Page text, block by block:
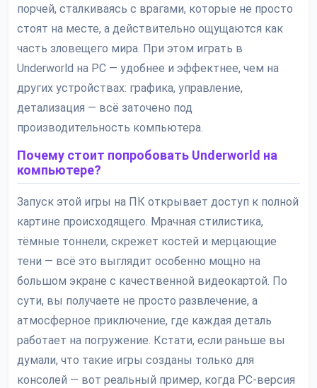
порчей, сталкиваясь с врагами, которые не просто
стоят на месте, а действительно ощущаются как
часть зловещего мира. При этом играть в
Underworld на PC — удобнее и эффектнее, чем на
других устройствах: графика, управление,
детализация — всё заточено под
производительность компьютера.
Почему стоит попробовать Underworld на
компьютере?
Запуск этой игры на ПК открывает доступ к полной
картине происходящего. Мрачная стилистика,
тёмные тоннели, скрежет костей и мерцающие
тени — всё это выглядит особенно мощно на
большом экране с качественной видеокартой. По
сути, вы получаете не просто развлечение, а
атмосферное приключение, где каждая деталь
работает на погружение. Кстати, если раньше вы
думали, что такие игры созданы только для
консолей — вот реальный пример, когда PC-версия